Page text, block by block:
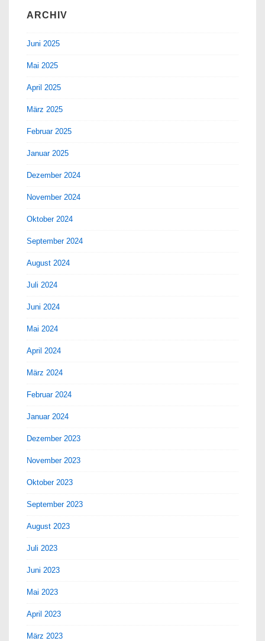
ARCHIV
Juni 2025
Mai 2025
April 2025
März 2025
Februar 2025
Januar 2025
Dezember 2024
November 2024
Oktober 2024
September 2024
August 2024
Juli 2024
Juni 2024
Mai 2024
April 2024
März 2024
Februar 2024
Januar 2024
Dezember 2023
November 2023
Oktober 2023
September 2023
August 2023
Juli 2023
Juni 2023
Mai 2023
April 2023
März 2023